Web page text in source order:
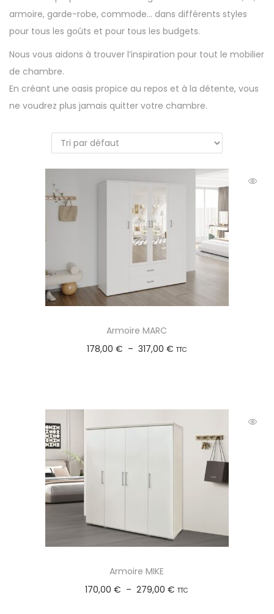
armoire, garde-robe, commode… dans différents styles
pour tous les goûts et pour tous les budgets.
Nous vous aidons à trouver l’inspiration pour tout le mobilier
de chambre.
En créant une oasis propice au repos et à la détente, vous
ne voudrez plus jamais quitter votre chambre.
Armoire MARC
178,00 € – 317,00 € TTC
Armoire MIKE
170,00€ – 279,00€ TTC